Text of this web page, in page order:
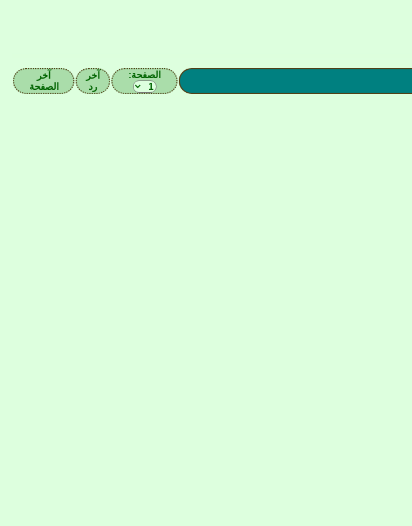
الصفحة:
آخر
رد
آخر
الصفحة